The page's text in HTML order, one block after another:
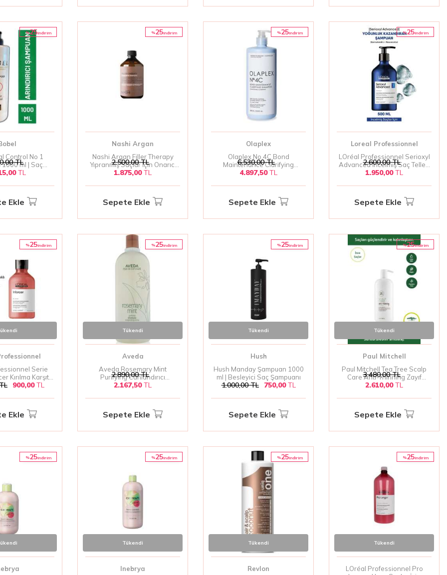
%25i̇ndirim
Control No 1
1000 ml | Saç
Şampuan
TL
TL
Ekle
%25i̇ndirim
Nashi Argan
Nashi Argan Filler Therapy
Yıpranmış Saçlar İçin Onarıcı
Şampuan 250 ml | Saçları
Şampuan
2.500,00TL
1.875,00TL
Sepete Ekle
%25i̇ndirim
Olaplex
Olaplex No.4C Bond
Maintenance Clarifying
Derinlemesine Temizleyen ve
1000ml
6.530,00TL
4.897,50TL
Sepete Ekle
%25i̇ndirim
Loreal Professionnel
LOréal Professionnel Serioxyl
Advanced İncelmiş Saç Telleri
Şampuanı 500 ml – Yoğunluk
Profesyonel Bakım
2.600,00TL
1.950,00TL
Sepete Ekle
%25i̇ndirim
Serie
Kırılma Karşıtı
300 Ml
900,00TL
Ekle
%25i̇ndirim
Tükendi
Aveda
Aveda Rosemary Mint
Purifying Canlandırıcı
Rahatlatıcı Şampuan 1000 Ml
2.890,00TL
2.167,50TL
Sepete Ekle
%25i̇ndirim
Tükendi
Hush
Hush Manday Şampuan 1000
ml | Besleyici Saç Şampuanı
1.000,00TL 750,00TL
Sepete Ekle
%25i̇ndirim
Tükendi
Paul Mitchell
Paul Mitchell Tea Tree Scalp
Care Anti-Thinning Zayıf
Saçlar İçin Dolgunlaştırıcı
İnce Saçlar İçin Besleyici ve
Güçlendirici Şampuan
3.480,00TL
2.610,00TL
Sepete Ekle
%25i̇ndirim %25i̇ndirim
Tükendi
Inebrya
%25i̇ndirim
Tükendi
Revlon
%25i̇ndirim
Tükendi
LOréal Professionnel Pro